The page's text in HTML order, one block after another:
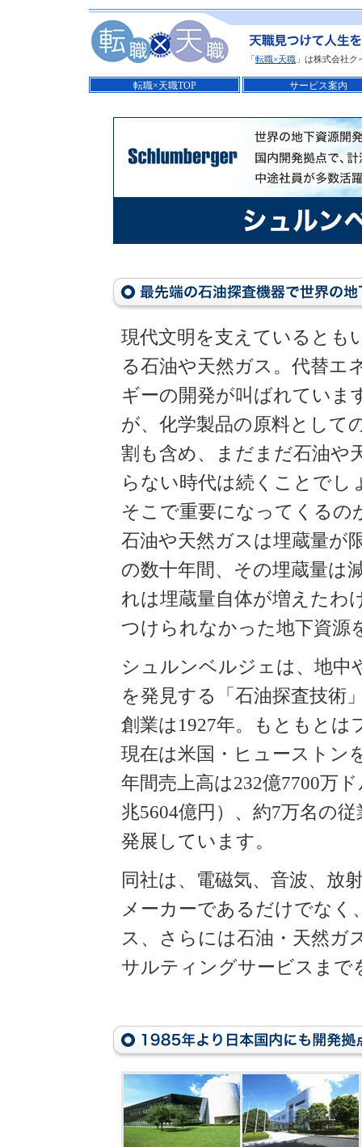
「転職×天職 」は株式会社
転職×天職TOP サービス案内
現代文明を支えているとも
る石油や天然ガス。代替エ
ギーの開発が叫ばれていま
が、化学製品の原料として
割も含め、まだまだ石油や
らない時代は続くことでし
そこで重要になってくるの
石油や天然ガスは埋蔵量が
の数十年間、その埋蔵量は
れは埋蔵量自体が増えたわ
つけられなかった地下資源
シュルンベルジェは、地中
を発見する「石油探査技術
創業は1927年。もともと
現在は米国・ヒューストン
年間売上高は232億7700万
兆5604億円）、約7万名の
発展しています。
同社は、電磁気、音波、放
メーカーであるだけでなく
ス、さらには石油・天然ガ
サルティングサービスまで